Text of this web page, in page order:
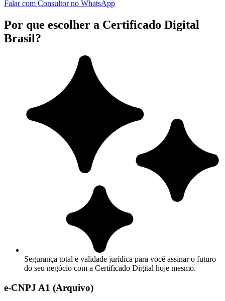
Falar com Consultor no WhatsApp
Por que escolher a Certificado Digital
Brasil?
Segurança total e validade jurídica para você assinar o futuro
do seu negócio com a Certificado Digital hoje mesmo.
e-CNPJ A1 (Arquivo)